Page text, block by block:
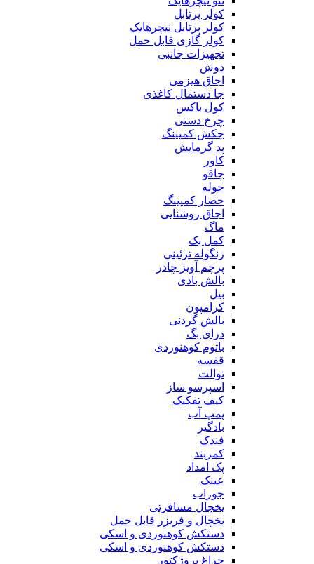
کولر پرتابل
کولر پرتابل نیچرهایک
کولر گازی قابل حمل
تجهیزات جانبی
دوش
اجاق هیزمی
جا دستمال کاغذی
کول باکس
چرخ دستی
چکش کمپینگ
پد گرمایش
کاور
چاقو
حوله
حصار کمپینگ
اجاق روشنایی
ماگ
کمل بک
زنگوله تزئینی
پرچم آویز چادر
بالش بادی
بیل
کرامپون
بالش گردنی
درای بگ
باتوم کوهنوردی
قفسه
توالت
اسپرسو ساز
کیف تفکیک
پمپ آب
بادگیر
فندک
کمربند
پک امداد
عینک
جوراب
یخچال مسافرتی
یخچال و فریزر قابل حمل
دستکش کوهنوردی و اسکی
دستکش کوهنوردی و اسکی
چراغ پروژکتور